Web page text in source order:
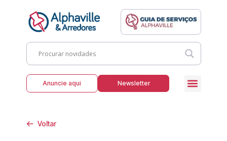
Anuncie aqui Newsletter
Voltar